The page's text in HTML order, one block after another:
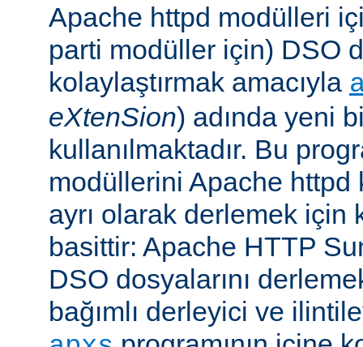
Apache httpd modülleri
parti modüller için) DSO
kolaylaştırmak amacıyla
eXtenSion) adında yeni
kullanılmaktadır. Bu
modüllerini Apache httpd
ayrı olarak derlemek için
basittir: Apache HTTP
DSO dosyalarını
bağımlı derleyici ve